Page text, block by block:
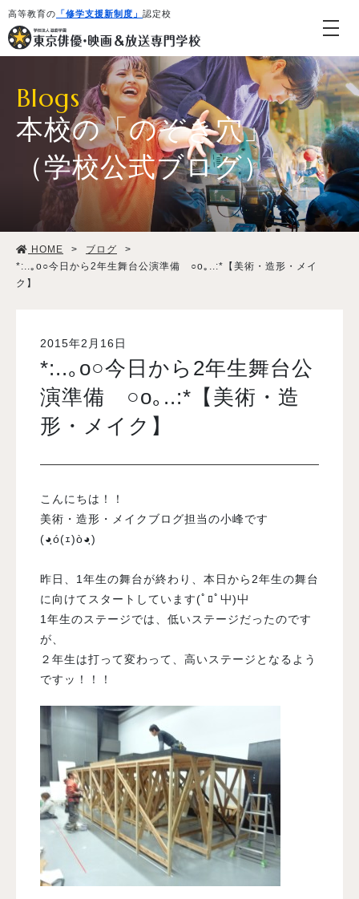
高等教育の 「修学支援新制度」 認定校
学校紹介・教育システム
専攻・コース紹介
就職・デビュー
入試案内
オープンキャンパス
Blogs
本校の「のぞき穴」
（学校公式ブログ）
HOME > ブログ
>
*:..｡o○今日から2年生舞台公演準備 ○o｡..:*【美術・造形・メイ
ク】
2015年2月16日
*:..｡o○今日から2年生舞台公
演準備 ○o｡..:*【美術・造
形・メイク】
こんにちは！！
美術・造形・メイクブログ担当の小峰です
(◕ฺó(ｪ)ò◕ฺ)
昨日、1年生の舞台が終わり、本日から2年生の舞台
に向けてスタートしています(ﾟﾛﾟ屮)屮
1年生のステージでは、低いステージだったのです
が、
２年生は打って変わって、高いステージとなるよう
ですッ！！！